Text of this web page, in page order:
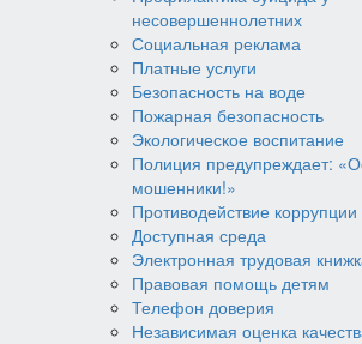
несовершеннолетних
Социальная реклама
Платные услуги
Безопасность на воде
Пожарная безопасность
Экологическое воспитание
Полиция предупреждает:
мошенники!»
Противодействие коррупции
Доступная среда
Электронная трудовая
Правовая помощь детям
Телефон доверия
Независимая оценка